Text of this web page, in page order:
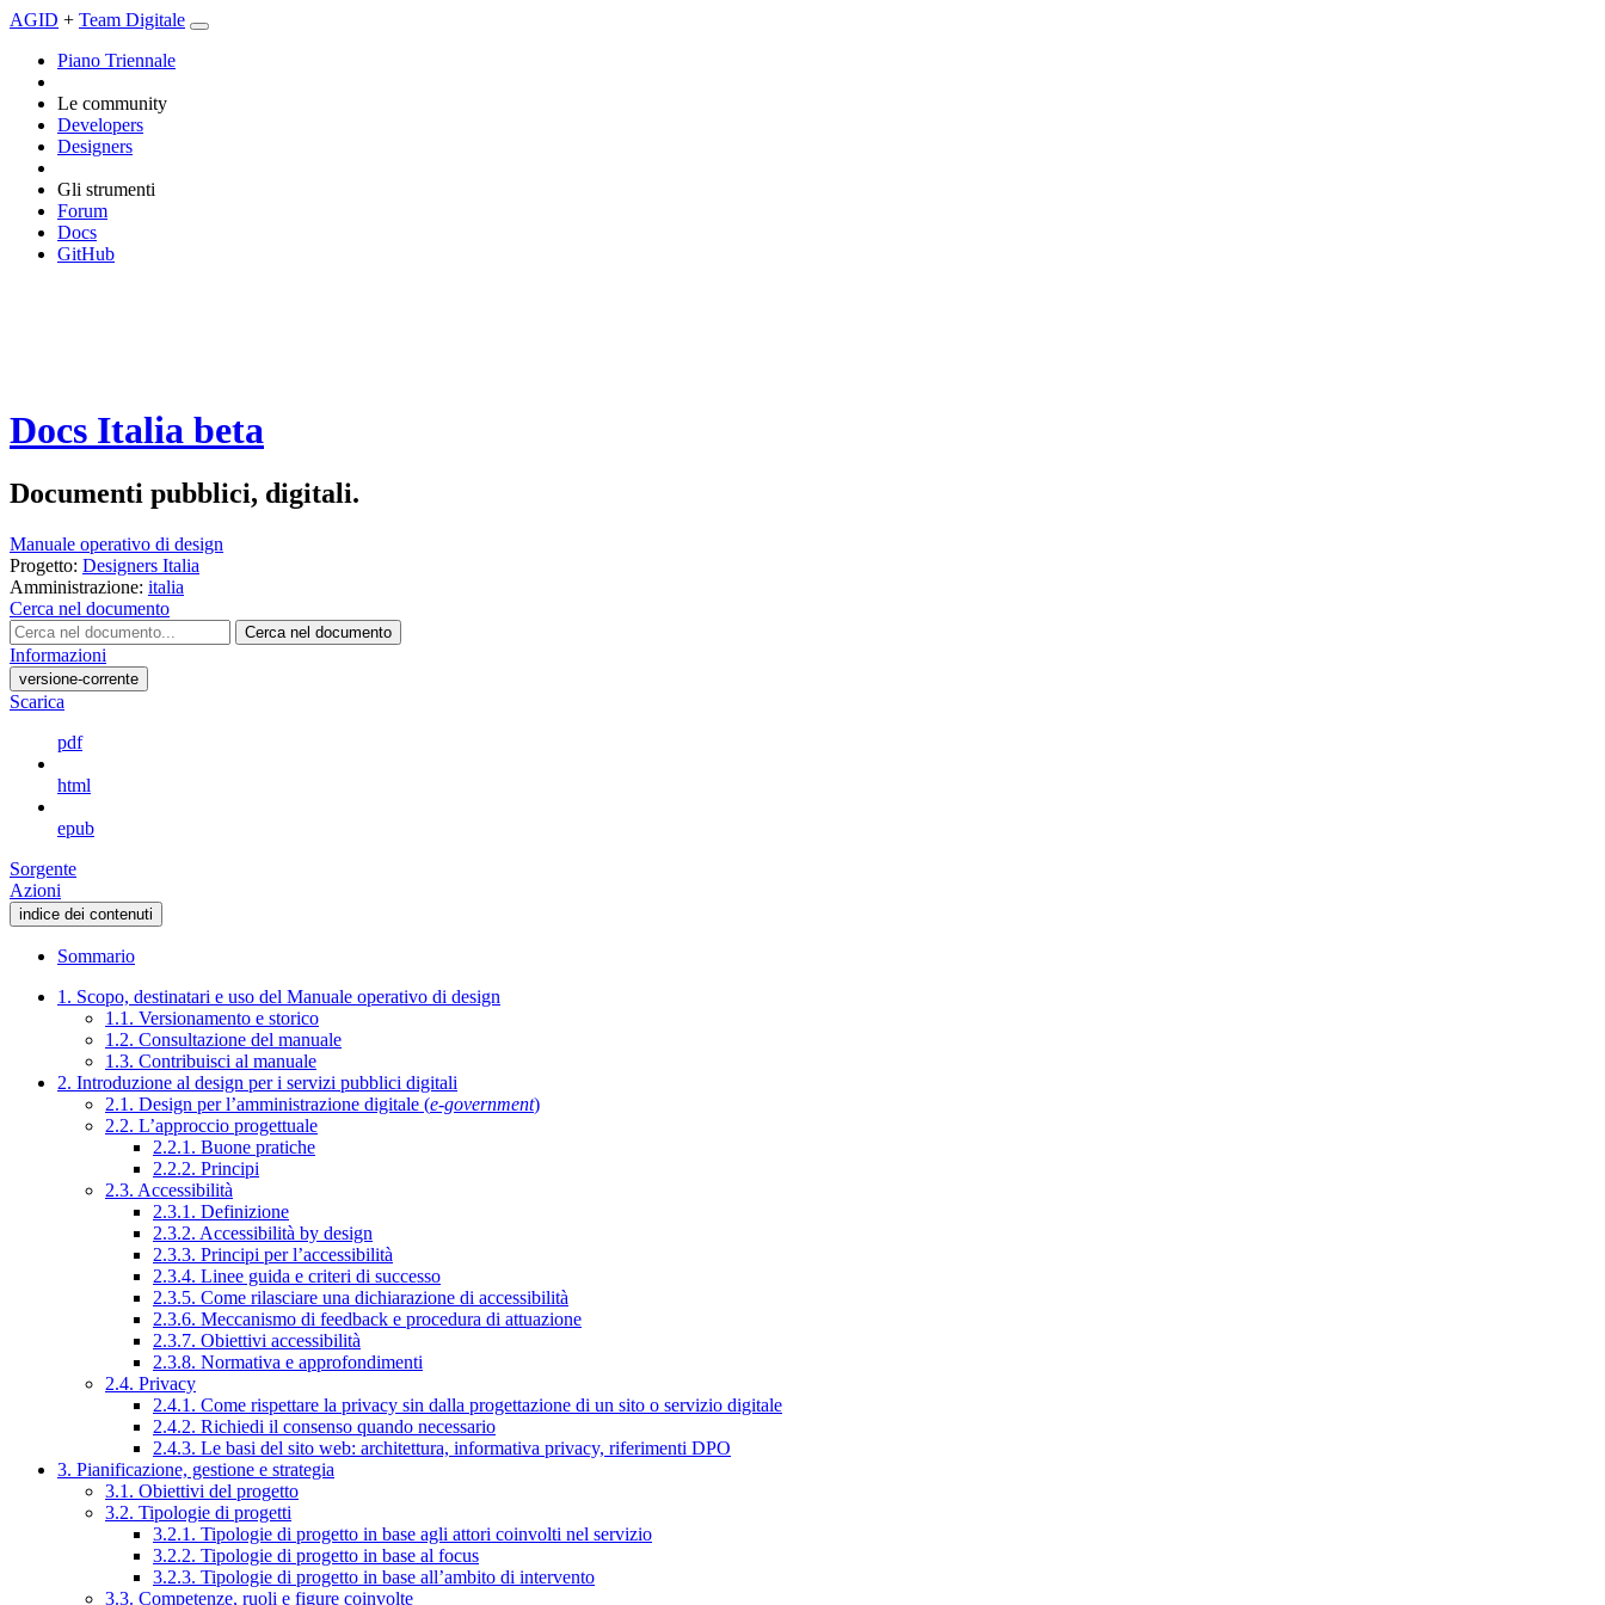
AGID + Team Digitale
Piano Triennale
Le community
Developers
Designers
Gli strumenti
Forum
Docs
GitHub
Docs Italia beta
Documenti pubblici, digitali.
Manuale operativo di design
Progetto: Designers Italia
Amministrazione: italia
Cerca nel documento
Cerca nel documento
Informazioni
versione-corrente
Scarica
pdf
html
epub
Sorgente
Azioni
indice dei contenuti
Sommario
1. Scopo, destinatari e uso del Manuale operativo di design
1.1. Versionamento e storico
1.2. Consultazione del manuale
1.3. Contribuisci al manuale
2. Introduzione al design per i servizi pubblici digitali
2.1. Design per l’amministrazione digitale (e-government)
2.2. L’approccio progettuale
2.2.1. Buone pratiche
2.2.2. Principi
2.3. Accessibilità
2.3.1. Definizione
2.3.2. Accessibilità by design
2.3.3. Principi per l’accessibilità
2.3.4. Linee guida e criteri di successo
2.3.5. Come rilasciare una dichiarazione di accessibilità
2.3.6. Meccanismo di feedback e procedura di attuazione
2.3.7. Obiettivi accessibilità
2.3.8. Normativa e approfondimenti
2.4. Privacy
2.4.1. Come rispettare la privacy sin dalla progettazione di un sito o servizio digitale
2.4.2. Richiedi il consenso quando necessario
2.4.3. Le basi del sito web: architettura, informativa privacy, riferimenti DPO
3. Pianificazione, gestione e strategia
3.1. Obiettivi del progetto
3.2. Tipologie di progetti
3.2.1. Tipologie di progetto in base agli attori coinvolti nel servizio
3.2.2. Tipologie di progetto in base al focus
3.2.3. Tipologie di progetto in base all’ambito di intervento
3.3. Competenze, ruoli e figure coinvolte